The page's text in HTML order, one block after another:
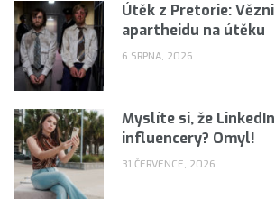
Útěk z Pretorie: Vězni
apartheidu na útěku
6 SRPNA, 2026
Myslíte si, že
influencery? Omyl!
31 ČERVENCE, 2026